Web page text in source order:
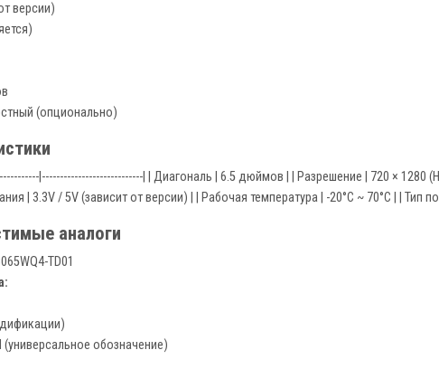
версии)
(опционально)
|----------------------------| | Диагональ | 6.5 дюймов | | Разрешение | 720 ×
| 3.3V / 5V (зависит от версии) | | Рабочая температура | -20°C ~ 70°C | | Тип
аналоги
TD01
(универсальное обозначение)